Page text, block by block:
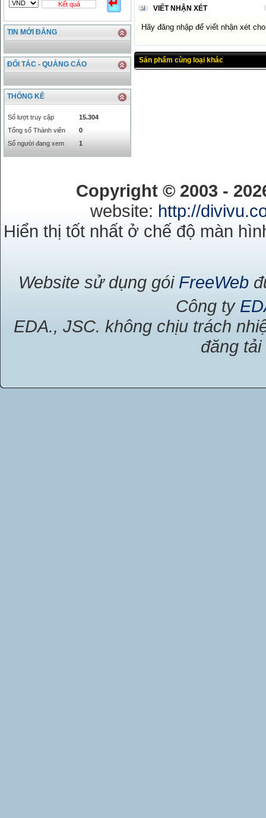
THB
666.2
786.99
CAD
17223.74
18058.21
CHF
23161.62
24283.77
INR
0
KRW
18.01
21.12
KWD
0
79758.97
MYR
5808.39
RMB
3272
RUB
Kết quả
TIN MỚI ĐĂNG
ĐỐI TÁC - QUẢNG CÁO
THỐNG KÊ
Số lượt truy cập
15.304
Tổng số Thành viên
0
Số người đang xem
1
VIẾT NHẬN XÉT
Hãy đăng nhập để viết nhận xét
Sản phẩm cùng loại khác
Copyright © 2003 -
website: http://
Hiển thị tốt nhất ở chế độ màn
Website sử dụng gói FreeWeb
Công ty
EDA., JSC. không chịu trách
đăng